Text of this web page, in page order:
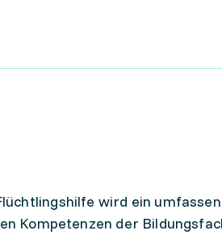
wird ein
Kompetenzen der